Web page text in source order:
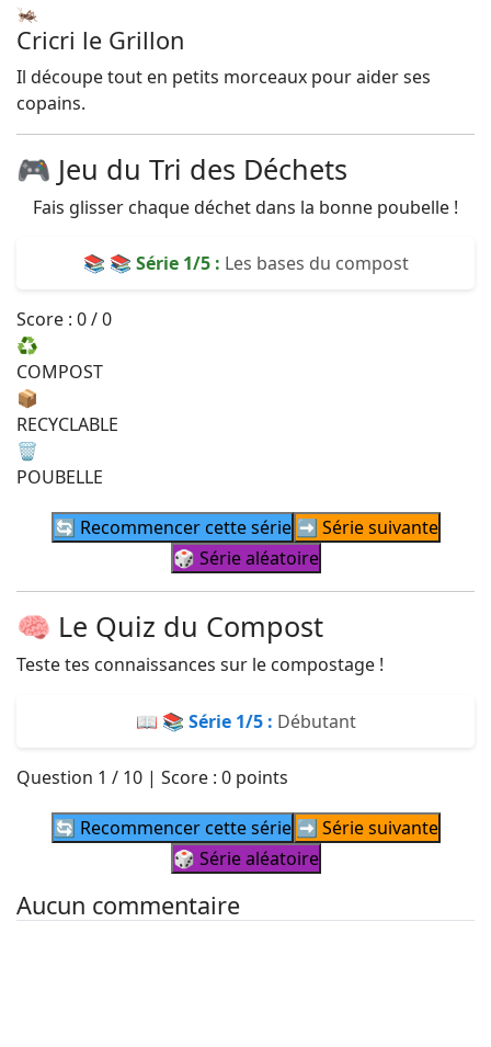
🦗
Cricri le Grillon
Il découpe tout en petits morceaux pour aider ses
copains.
🎮 Jeu du Tri des Déchets
Fais glisser chaque déchet dans la bonne poubelle !
📚 📚 Série 1/5 : Les bases du compost
Score : 0/0
♻️
COMPOST
📦
RECYCLABLE
🗑️
POUBELLE
🔄 Recommencer cette série ➡️ Série suivante
🎲 Série aléatoire
🧠 Le Quiz du Compost
Teste tes connaissances sur le compostage !
📖 📚 Série 1/5 : Débutant
Question 1 / 10 | Score : 0 points
🔄 Recommencer cette série ➡️ Série suivante
🎲 Série aléatoire
Aucun commentaire